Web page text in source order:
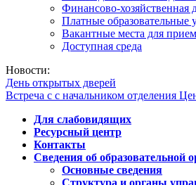
Финансово-хозяйственная
Платные образовательные
Вакантные места для
Доступная среда
Новости:
День открытых дверей
Встреча с с начальником отделения
Для слабовидящих
Ресурсный центр
Контакты
Сведения об образовательной
Основные сведения
Структура и органы